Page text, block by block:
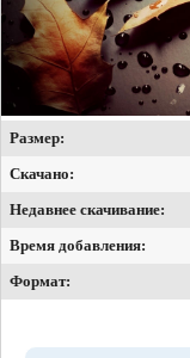
Размер:
Скачано:
Недавнее скачивание:
Время добавления:
Формат: